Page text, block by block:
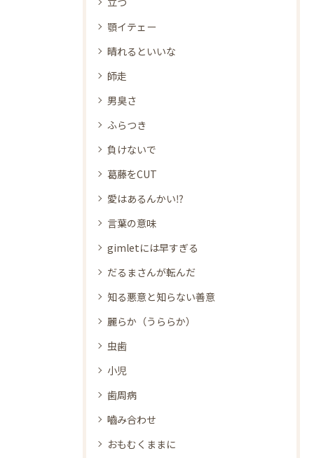
顎イテェー
晴れるといいな
師走
男臭さ
ふらつき
負けないで
葛藤をCUT
愛はあるんかい⁉
言葉の意味
gimletには早すぎる
だるまさんが転んだ
知る悪意と知らない善意
麗らか（うららか）
虫歯
小児
歯周病
嚙み合わせ
おもむくままに